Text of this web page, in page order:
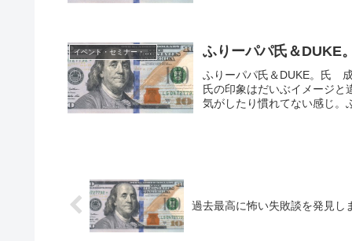
イベント・セミナー・オフ会 ふりーパパ氏＆DUKE
ふりーパパ氏＆DUKE。氏
氏の印象はだいぶイメージと
気がしたり慣れてない感じ。
過去最高に怖い失敗談を発見し